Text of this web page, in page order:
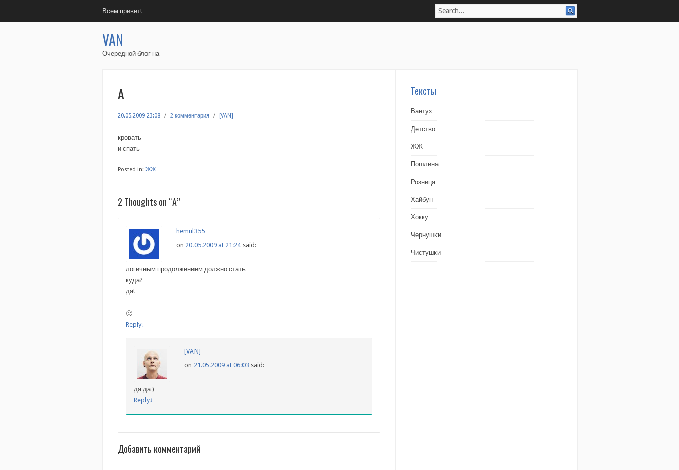
Всем привет!
VAN
Очередной блог на
А
20.05.2009 23:08 / 2 комментария / [VAN]
кровать
и спать
Posted in: ЖЖ
2 Thoughts on “А”
hemul355
on 20.05.2009 at 21:24 said:
логичным продолжением должно стать
куда?
да!
🙂
Reply↓
[VAN]
on 21.05.2009 at 06:03 said:
да да )
Reply↓
Добавить комментарий
Тексты
Вантуз
Детство
ЖЖ
Пошлина
Розница
Хайбун
Хокку
Чернушки
Чистушки